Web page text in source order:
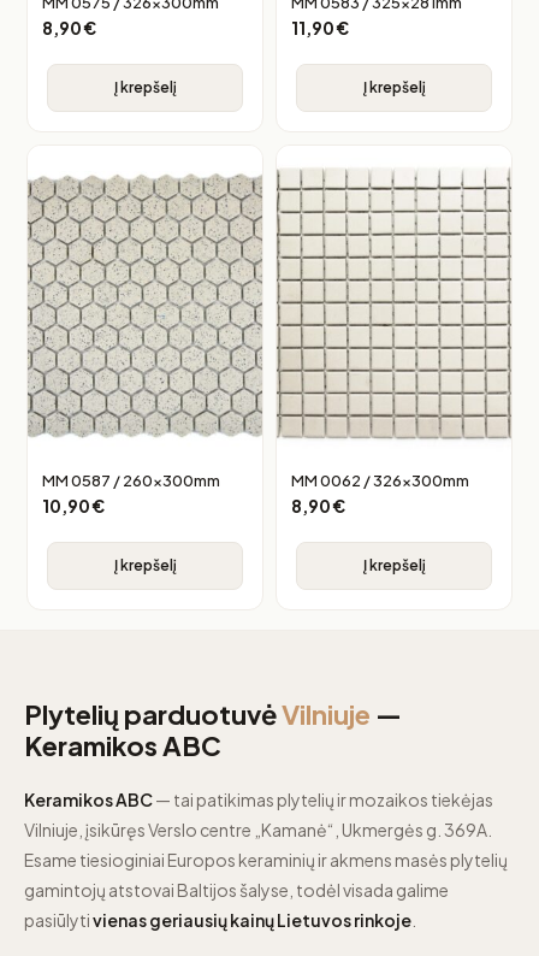
8,90€
Į krepšelį
11,90€
Į krepšelį
MM 0587 / 260x300mm
10,90€
Į krepšelį
MM 0062 / 326x300mm
8,90€
Į krepšelį
Plytelių parduotuvėVilniuje —
Keramikos ABC
Keramikos ABC— tai patikimas plytelių ir mozaikos tiekėjas
Vilniuje, įsikūręs Verslo centre „Kamanė“, Ukmergės g. 369A.
Esame tiesioginiai Europos keraminių ir akmens masės plytelių
gamintojų atstovai Baltijos šalyse, todėl visada galime
pasiūlytivienas geriausių kainų Lietuvos rinkoje